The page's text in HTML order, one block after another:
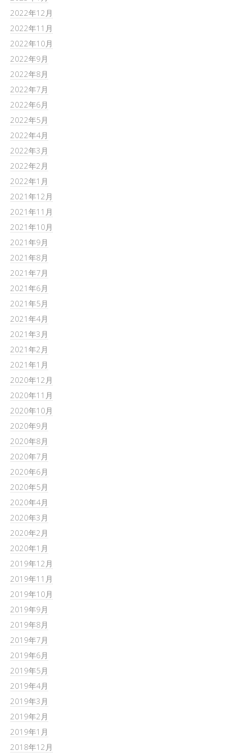
2022年12月
2022年11月
2022年10月
2022年9月
2022年8月
2022年7月
2022年6月
2022年5月
2022年4月
2022年3月
2022年2月
2022年1月
2021年12月
2021年11月
2021年10月
2021年9月
2021年8月
2021年7月
2021年6月
2021年5月
2021年4月
2021年3月
2021年2月
2021年1月
2020年12月
2020年11月
2020年10月
2020年9月
2020年8月
2020年7月
2020年6月
2020年5月
2020年4月
2020年3月
2020年2月
2020年1月
2019年12月
2019年11月
2019年10月
2019年9月
2019年8月
2019年7月
2019年6月
2019年5月
2019年4月
2019年3月
2019年2月
2019年1月
2018年12月